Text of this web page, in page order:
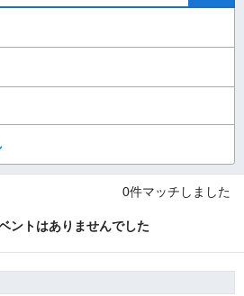
0件マッチしました
ントはありませんでした